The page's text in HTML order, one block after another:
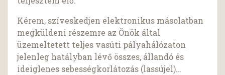
Kérem, szíveskedjen elektronikus másolatban
megküldeni részemre az Önök által
üzemeltetett teljes vasúti pályahálózaton
jelenleg hatályban lévő összes, állandó és
ideiglenes sebességkorlátozás (lassújel)…